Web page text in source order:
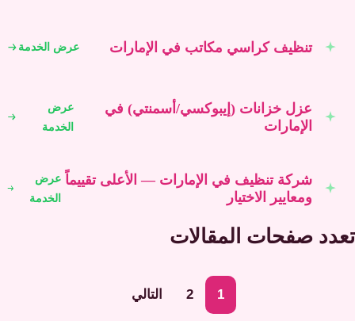
تنظيف كراسي مكاتب في الإمارات عرض الخدمة
عزل خزانات (إيبوكسي/أسمنتي) في
الإمارات
عرض
الخدمة
شركة تنظيف في الإمارات — الأعلى تقييماً
ومعايير الاختيار
عرض
الخدمة
تعدد صفحات المقالات
1
2 التالي